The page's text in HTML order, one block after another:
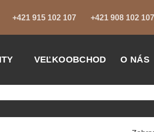
+421 915 102 107 +421 908 102 107
VEĽKOOBCHOD O NÁS